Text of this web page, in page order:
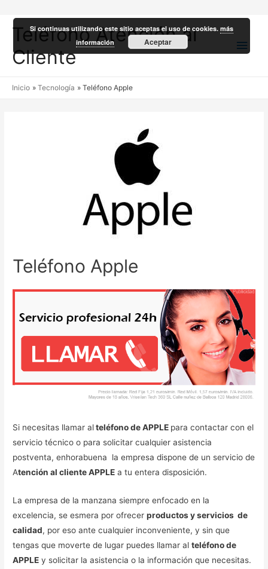
Teléfono Atención al
Cliente
Inicio Tecnología Teléfono Apple
Teléfono Apple
Si necesitas llamar alteléfono de APPLE para contactar con el
servicio técnico o para solicitar cualquier asistencia
postventa, enhorabuena la empresa dispone de un servicio de
Atención al cliente APPLE a tu entera disposición.
La empresa de la manzana siempre enfocado en la
excelencia, se esmera por ofrecerproductos y servicios de
calidad, por eso ante cualquier inconveniente, y sin que
tengas que moverte de lugar puedes llamar alteléfono de
APPLE y solicitar la asistencia o la información que necesitas.
Si continuas utilizando este sitio aceptas el uso de cookies.más
información
Aceptar